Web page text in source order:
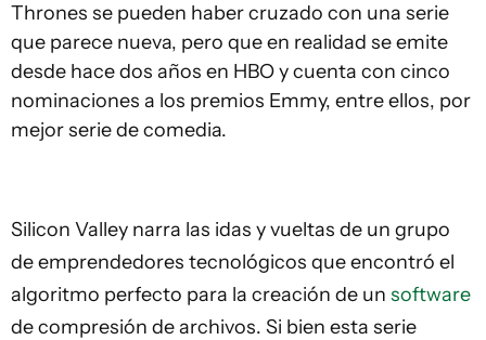
Thrones se pueden haber cruzado con una serie
que parece nueva, pero que en realidad se emite
desde hace dos años en HBO y cuenta con cinco
nominaciones a los premios Emmy, entre ellos, por
mejor serie de comedia.
Silicon Valley narra las idas y vueltas de un grupo
de emprendedores tecnológicos que encontró el
algoritmo perfecto para la creación de un software
de compresión de archivos. Si bien esta serie